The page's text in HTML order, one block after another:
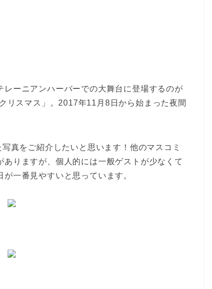
ーニアンハーバーでの大舞台に登場するのが
リスマス」。2017年11月8日から始まった夜間
真をご紹介したいと思います！他のマスコミ
りますが、個人的には一般ゲストが少なくて
一番見やすいと思っています。